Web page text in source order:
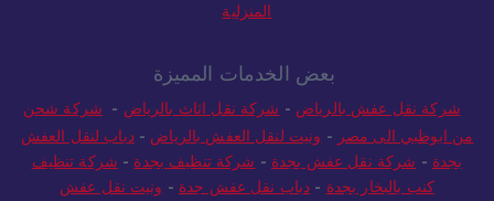
المنزلية
بعض الخدمات المميزة
شركة نقل عفش بالرياض - شركة نقل اثاث بالرياض - شركة شحن
من ابوظبي الى مصر - ونيت لنقل العفش بالرياض -دباب لنقل العفش
بجدة - شركة نقل عفش بجدة - شركة تنظيف بجدة - شركة تنظيف
كنب بالبخار بجدة - دباب نقل عفش جدة - ونيت نقل عفش